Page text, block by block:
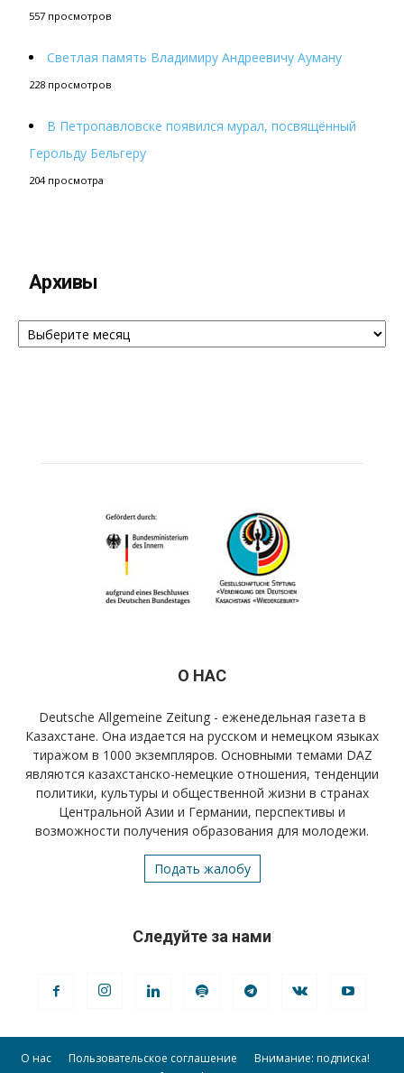
557 просмотров
Светлая память Владимиру Андреевичу Ауману
228 просмотров
В Петропавловске появился мурал, посвящённый
Герольду Бельгеру
204 просмотра
Архивы
Архивы
О НАС
Deutsche Allgemeine Zeitung - еженедельная газета в
Казахстане. Она издается на русском и немецком языках
тиражом в 1000 экземпляров. Основными темами DAZ
являются казахстанско-немецкие отношения, тенденции
политики, культуры и общественной жизни в странах
Центральной Азии и Германии, перспективы и
возможности получения образования для молодежи.
Подать жалобу
Следуйте за нами
О нас Пользовательское соглашение
Внимание: подписка!